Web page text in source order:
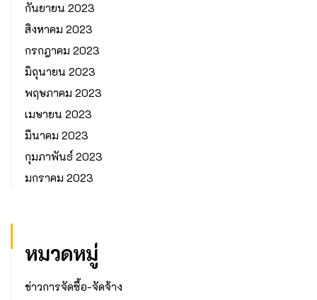
กันยายน 2023
สิงหาคม 2023
กรกฎาคม 2023
มิถุนายน 2023
พฤษภาคม 2023
เมษายน 2023
มีนาคม 2023
กุมภาพันธ์ 2023
มกราคม 2023
หมวดหมู่
ข่าวการจัดซื้อ-จัดจ้าง